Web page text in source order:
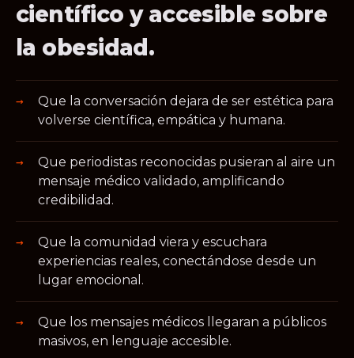
científico y accesible sobre
la obesidad.
Que la conversación dejara de ser estética para
volverse científica, empática y humana.
Que periodistas reconocidas pusieran al aire un
mensaje médico validado, amplificando
credibilidad.
Que la comunidad viera y escuchara
experiencias reales, conectándose desde un
lugar emocional.
Que los mensajes médicos llegaran a públicos
masivos, en lenguaje accesible.